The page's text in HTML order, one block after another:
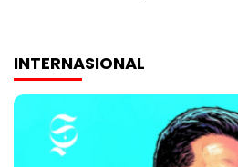
INTERNASIONAL